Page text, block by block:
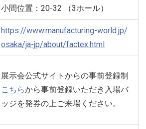
小間位置：20-32 （3ホール）
https://www.manufacturing-world.jp/
osaka/ja-jp/about/factex.html
展示会公式サイトからの事前登録制
こちらから事前登録いただき入場バ
ッジを発券の上ご来場ください。